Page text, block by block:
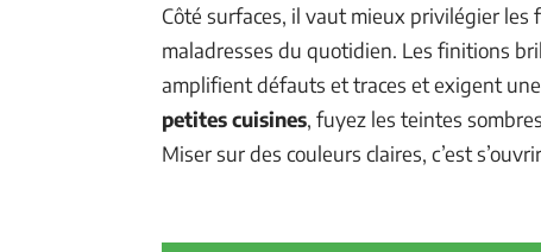
Côté surfaces, il vaut mieux privilégier
maladresses du quotidien. Les finitions
amplifient défauts et traces et exigent
petites cuisines, fuyez les teintes
Miser sur des couleurs claires, c’est